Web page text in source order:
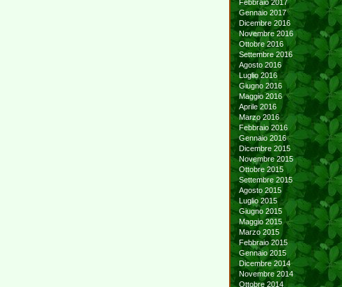
Febbraio 2017
Gennaio 2017
Dicembre 2016
Novembre 2016
Ottobre 2016
Settembre 2016
Agosto 2016
Luglio 2016
Giugno 2016
Maggio 2016
Aprile 2016
Marzo 2016
Febbraio 2016
Gennaio 2016
Dicembre 2015
Novembre 2015
Ottobre 2015
Settembre 2015
Agosto 2015
Luglio 2015
Giugno 2015
Maggio 2015
Marzo 2015
Febbraio 2015
Gennaio 2015
Dicembre 2014
Novembre 2014
Ottobre 2014